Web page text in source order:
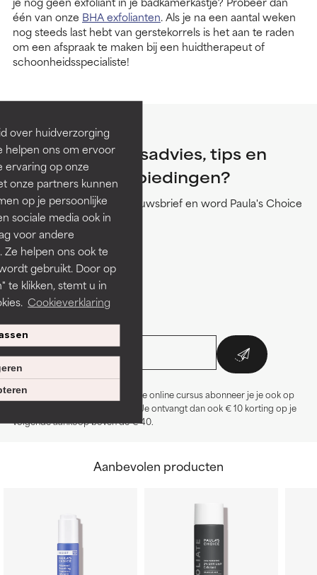
over huidverzorging
helpen ons om ervoor
ervaring op onze
onze partners kunnen
op je persoonlijke
sociale media ook in
voor andere
helpen ons ook te
gebruikt. Door op
te klikken, stemt u in
Cookieverklaring
één van onze BHA exfolianten. Als je na een aantal weken
nog steeds last hebt van gerstekorrels is het aan te raden
om een afspraak te maken bij een huidtherapeut of
schoonheidsspecialiste!
Wil je meer
huidverzorgingsadvies, tips en
exclusieve aanbiedingen?
Meld je aan voor onze nieuwsbrief en word Paula's Choice
Member.
Jouw voordelen:
+ Welkomstcadeau
+ Exclusieve deals
+ Huidverzorgingsadvies
+ Verjaardagscadeau
*Door je in te schrijven voor deze online cursus abonneer je je ook op
de Paula's Choice nieuwsbrief. Je ontvangt dan ook € 10 korting op je
volgende aankoop boven de € 40.
Aanbevolen producten